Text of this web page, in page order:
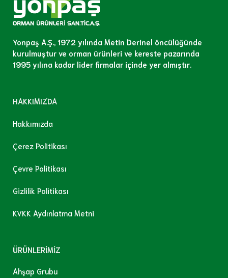
Yonpaş A.Ş., 1972 yılında Metin Derinel öncülüğünde
kurulmuştur ve orman ürünleri ve kereste pazarında
1995 yılına kadar lider firmalar içinde yer almıştır.
HAKKIMIZDA
Hakkımızda
Çerez Politikası
Çevre Politikası
Gizlilik Politikası
KVKK Aydınlatma Metni
ÜRÜNLERİMİZ
Ahşap Grubu